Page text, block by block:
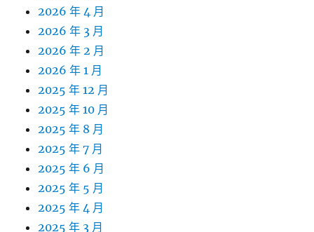
2026 年 4 月
2026 年 3 月
2026 年 2 月
2026 年 1 月
2025 年 12 月
2025 年 10 月
2025 年 8 月
2025 年 7 月
2025 年 6 月
2025 年 5 月
2025 年 4 月
2025 年 3 月